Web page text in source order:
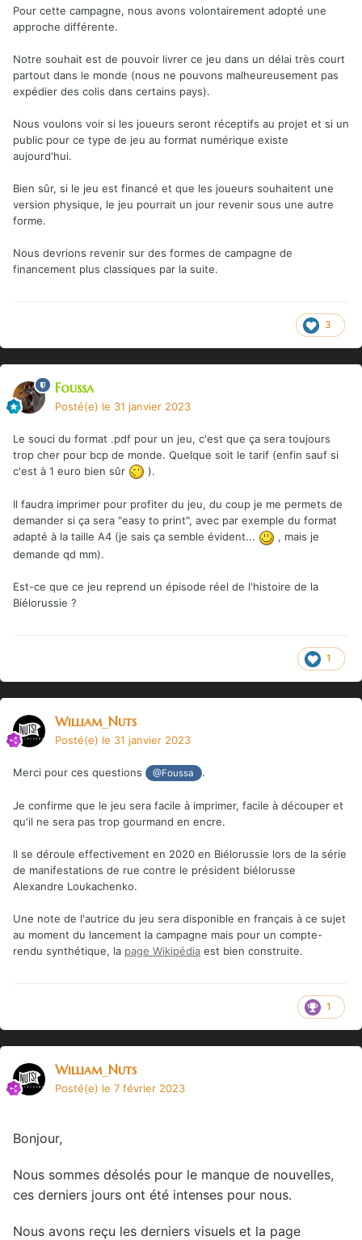
Pour cette campagne, nous avons volontairement adopté une
approche différente.
Notre souhait est de pouvoir livrer ce jeu dans un délai très court
partout dans le monde (nous ne pouvons malheureusement pas
expédier des colis dans certains pays).
Nous voulons voir si les joueurs seront réceptifs au projet et si un
public pour ce type de jeu au format numérique existe
aujourd'hui.
Bien sûr, si le jeu est financé et que les joueurs souhaitent une
version physique, le jeu pourrait un jour revenir sous une autre
forme.
Nous devrions revenir sur des formes de campagne de
financement plus classiques par la suite.
3
Foussa
Posté(e) le 31 janvier 2023
Le souci du format .pdf pour un jeu, c'est que ça sera toujours
trop cher pour bcp de monde. Quelque soit le tarif (enfin sauf si
c'est à 1 euro bien sûr
).
Il faudra imprimer pour profiter du jeu, du coup je me permets de
demander si ça sera "easy to print", avec par exemple du format
adapté à la taille A4 (je sais ça semble évident...
, mais je
demande qd mm).
Est-ce que ce jeu reprend un épisode réel de l'histoire de la
Biélorussie ?
1
William_Nuts
Posté(e) le 31 janvier 2023
Merci pour ces questions @Foussa .
Je confirme que le jeu sera facile à imprimer, facile à découper et
qu'il ne sera pas trop gourmand en encre.
Il se déroule effectivement en 2020 en Biélorussie lors de la série
de manifestations de rue contre le président biélorusse
Alexandre Loukachenko.
Une note de l'autrice du jeu sera disponible en français à ce sujet
au moment du lancement la campagne mais pour un compte-
rendu synthétique, la page Wikipédia est bien construite.
1
William_Nuts
Posté(e) le 7 février 2023
Bonjour,
Nous sommes désolés pour le manque de nouvelles,
ces derniers jours ont été intenses pour nous.
Nous avons reçu les derniers visuels et la page